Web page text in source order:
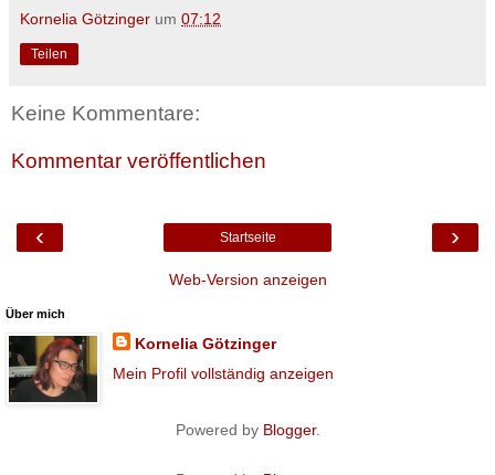
Kornelia Götzinger um 07:12
Teilen
Keine Kommentare:
Kommentar veröffentlichen
‹ ›
Startseite
Web-Version anzeigen
Über mich
Kornelia Götzinger
Mein Profil vollständig anzeigen
Powered by Blogger.